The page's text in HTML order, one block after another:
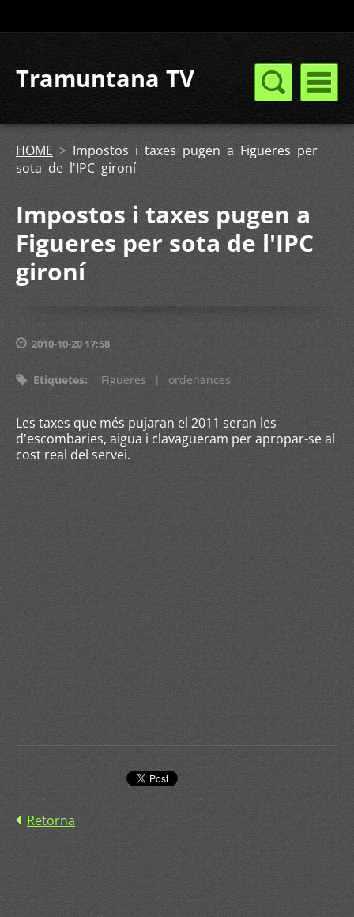
Tramuntana TV
HOME > Impostos i taxes pugen a Figueres per
sota de l'IPC gironí
Impostos i taxes pugen a
Figueres per sota de l'IPC
gironí
2010-10-20 17:58
Etiquetes: Figueres | ordenances
Les taxes que més pujaran el 2011 seran les
d'escombaries, aigua i clavagueram per apropar-se al
cost real del servei.
Retorna